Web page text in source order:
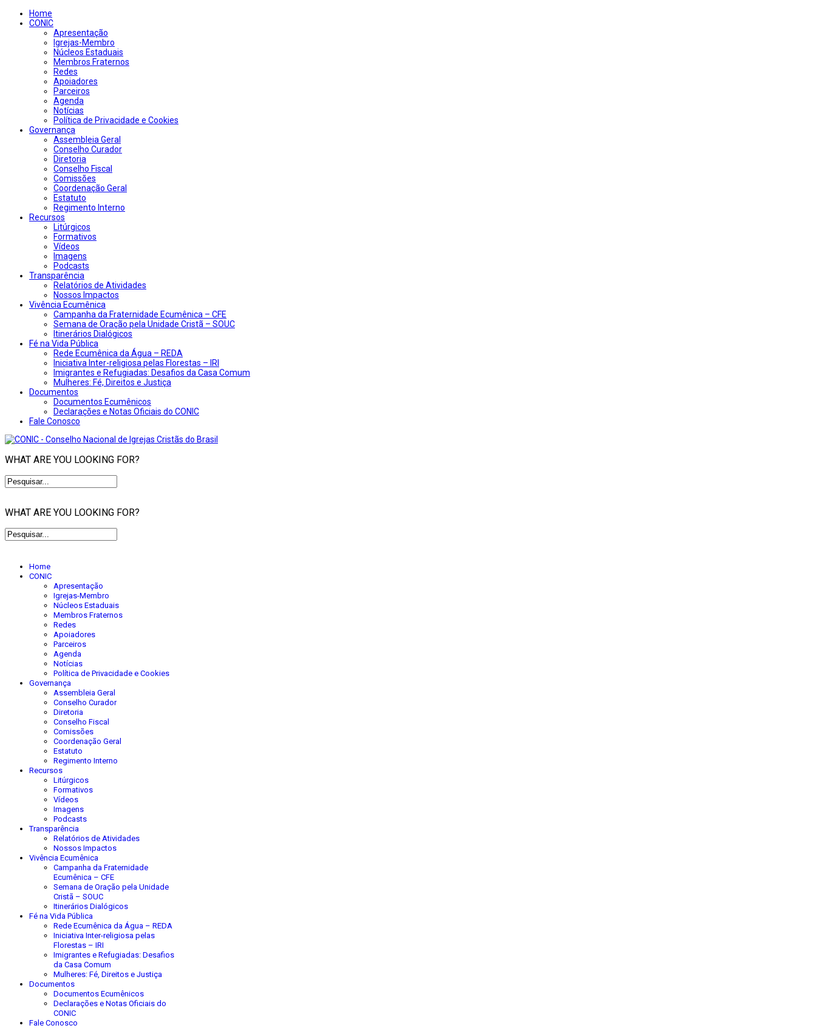
Home
CONIC
Apresentação
Igrejas-Membro
Núcleos Estaduais
Membros Fraternos
Redes
Apoiadores
Parceiros
Agenda
Notícias
Política de Privacidade e Cookies
Governança
Assembleia Geral
Conselho Curador
Diretoria
Conselho Fiscal
Comissões
Coordenação Geral
Estatuto
Regimento Interno
Recursos
Litúrgicos
Formativos
Vídeos
Imagens
Podcasts
Transparência
Relatórios de Atividades
Nossos Impactos
Vivência Ecumênica
Campanha da Fraternidade Ecumênica – CFE
Semana de Oração pela Unidade Cristã – SOUC
Itinerários Dialógicos
Fé na Vida Pública
Rede Ecumênica da Água – REDA
Iniciativa Inter-religiosa pelas Florestas – IRI
Imigrantes e Refugiadas: Desafios da Casa Comum
Mulheres: Fé, Direitos e Justiça
Documentos
Documentos Ecumênicos
Declarações e Notas Oficiais do CONIC
Fale Conosco
WHAT ARE YOU LOOKING FOR?
WHAT ARE YOU LOOKING FOR?
Home
CONIC
Apresentação
Igrejas-Membro
Núcleos Estaduais
Membros Fraternos
Redes
Apoiadores
Parceiros
Agenda
Notícias
Política de Privacidade e Cookies
Governança
Assembleia Geral
Conselho Curador
Diretoria
Conselho Fiscal
Comissões
Coordenação Geral
Estatuto
Regimento Interno
Recursos
Litúrgicos
Formativos
Vídeos
Imagens
Podcasts
Transparência
Relatórios de Atividades
Nossos Impactos
Vivência Ecumênica
Campanha da Fraternidade
Ecumênica – CFE
Semana de Oração pela Unidade
Cristã – SOUC
Itinerários Dialógicos
Fé na Vida Pública
Rede Ecumênica da Água – REDA
Iniciativa Inter-religiosa pelas
Florestas – IRI
Imigrantes e Refugiadas: Desafios
da Casa Comum
Mulheres: Fé, Direitos e Justiça
Documentos
Documentos Ecumênicos
Declarações e Notas Oficiais do
CONIC
Fale Conosco